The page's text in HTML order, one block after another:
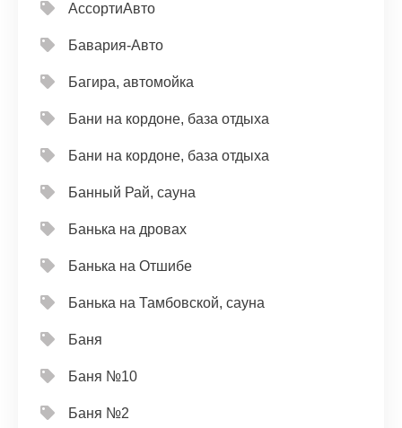
АссортиАвто
Бавария-Авто
Багира, автомойка
Бани на кордоне, база отдыха
Бани на кордоне, база отдыха
Банный Рай, сауна
Банька на дровах
Банька на Отшибе
Банька на Тамбовской, сауна
Баня
Баня №10
Баня №2